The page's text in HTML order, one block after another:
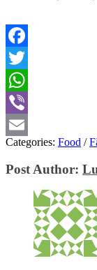
Facebook
Twitter
WhatsApp
Viber
Email
Categories: Food /
Post Author: